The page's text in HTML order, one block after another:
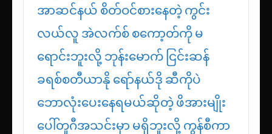
အာဆင်နယ် စိတ်ဝင်စားနေတဲ့ ကွင်း
လယ်လူ အဲလက်စ် စကော့တ်ကို မ
ရောင်းဘူးလို့ ဘုန်းမောက် ငြင်းဆန်
ခရစ်စတီယာနို ရော်နယ်ဒို ဆီကိုပဲ
ဘောလုံးပေးနေရမယ်ဆိုတဲ့ ဖိအားမျိုး
ပေါ်တူဂီအသင်းမှာ မရှိဘူးလို့ ကွန်စီကာ